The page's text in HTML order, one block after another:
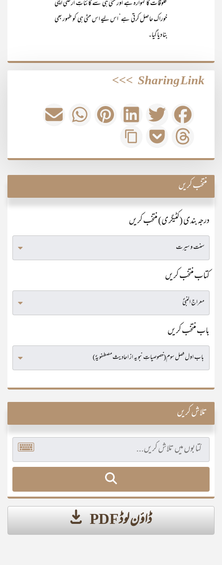
مخلوقات کا گہوارہ ہے اور مٹی ہی سے کائناتِ ارضی اپنی
خوراک حاصل کرتی ہے‘ اس لیے اس مٹی ہی کو طہور بھی
بنادیا گیا۔
Sharing Link
>>>
منتخب کریں
درجہ بندی (کٹیگری) منتخب کریں
کتاب منتخب کریں
باب منتخب کریں
تلاش کریں
ڈاؤن لوڈ PDF